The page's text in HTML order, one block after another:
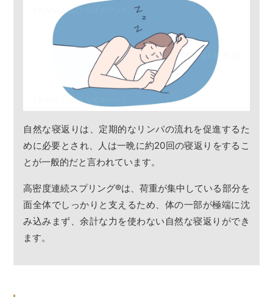
自然な寝返りは、定期的なリンパの流れを促進するた
めに必要とされ、人は一晩に約20回の寝返りをするこ
とが一般的だと言われています。
高密度連続スプリング®は、荷重が集中している部分を
面全体でしっかりと支えるため、体の一部が極端に沈
み込みまず、余計な力を使わない自然な寝返りができ
ます。